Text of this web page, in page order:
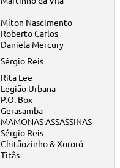
Míton Nascimento
Roberto Carlos
Daniela Mercury
Sérgio Reis
Rita Lee
Legião Urbana
P.O. Box
Gerasamba
MAMONAS ASSASSINAS
Sérgio Reis
Chitãozinho & Xororó
Titãs